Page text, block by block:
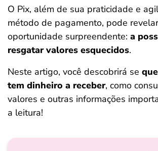
O Pix, além de sua praticidade e
método de pagamento, pode
oportunidade surpreendente: a
resgatar valores esquecidos.
Neste artigo, você descobrirá se
tem dinheiro a receber, como
valores e outras informações
a leitura!